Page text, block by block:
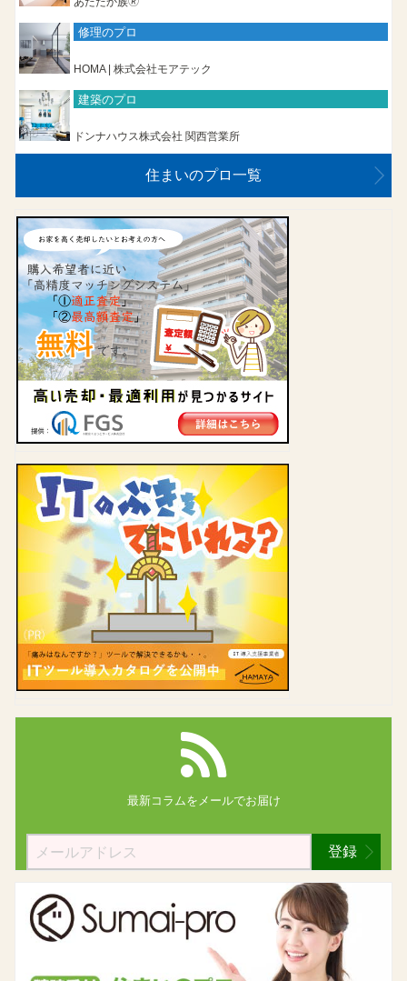
修理のプロ
HOMA | 株式会社モアテック
建築のプロ
ドンナハウス株式会社 関西営業所
住まいのプロ一覧
最新コラムを メールでお届け
登録